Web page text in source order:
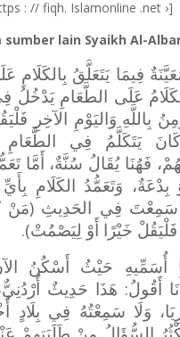
: // fiqh. Islamonline .net ›]
sumber lain Syaikh Al-
فِيمَا يَتَعَلَّقُ بِالكَلَامِ
عَلَى الطَّعَامِ يَدْخُلُ
بِاللَّهِ وَاليَوْمِ الآخِرِ
يَتَكَلَّمُ فِي الطَّعَامِ
فَهُنَا يُقَالُ سُنَّةٌ، أَمَّا
وَتَعَمُّدُ الكَلَامِ
سَمِعْتَ فِي الحَدِيثِ (مَنْ
فَلْيَقُلْ خَيْرًا أَوْ لِيَصْمُتْ).
أُسَمِّيهِ حَيْثُ أَسْكُنُ
أَقُولُ: هَذَا حَدِيثٌ
وَلَا سَمِعْتُهُ فِي بِلَادٍ